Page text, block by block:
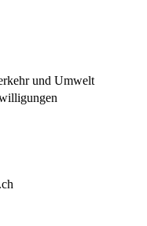
und Umwelt